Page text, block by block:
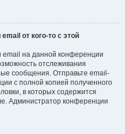
от кого-то с этой
на данной конференции
отслеживания
сообщения. Отправьте email-
с полной копией полученного
в которых содержится
Администратор конференции